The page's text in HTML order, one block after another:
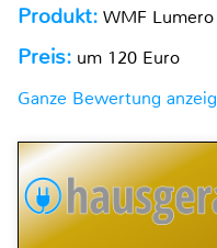
Produkt: WMF
Preis: um 120 Euro
Ganze Bewertung